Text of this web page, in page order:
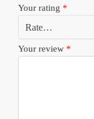
Your rating *
Your review *